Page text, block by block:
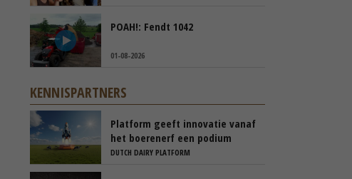
POAH!: Fendt 1042
01-08-2026
KENNISPARTNERS
Platform geeft innovatie vanaf
het boerenerf een podium
DUTCH DAIRY PLATFORM